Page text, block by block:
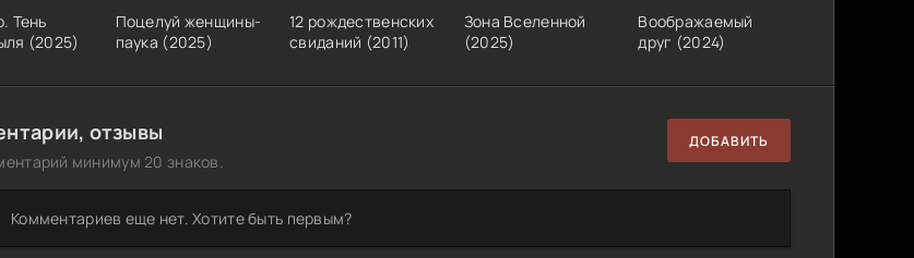
Тень
(2025)
Поцелуй женщины-
паука (2025)
12 рождественских
свиданий (2011)
Зона Вселенной
(2025)
Воображаемый
друг (2024)
отзывы
минимум 20 знаков.
ДОБАВИТЬ
Комментариев еще нет. Хотите быть первым?